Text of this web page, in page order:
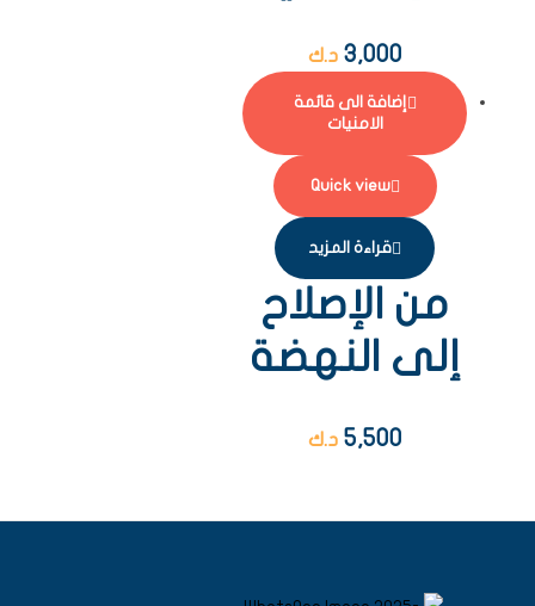
3,000 د.ك
إضافة الى قائمة
الامنيات
Quick view
قراءة المزيد
من الإصلاح
إلى النهضة
5,500 د.ك